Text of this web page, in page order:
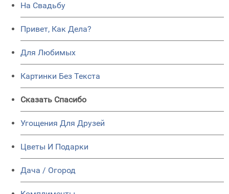
На Свадьбу
Привет, Как Дела?
Для Любимых
Картинки Без Текста
Сказать Спасибо
Угощения Для Друзей
Цветы И Подарки
Дача / Огород